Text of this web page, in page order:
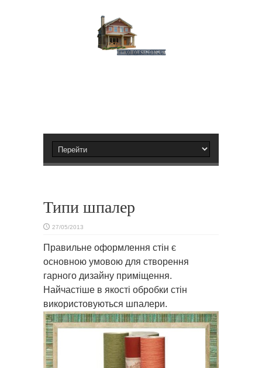
Типи шпалер
27/05/2013
Правильне оформлення стін є
основною умовою для створення
гарного дизайну приміщення.
Найчастіше в якості обробки стін
використовуються шпалери.